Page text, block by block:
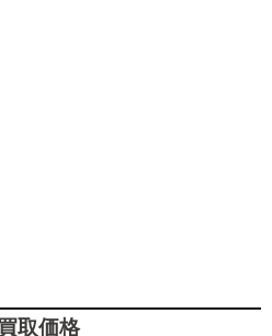
取価格